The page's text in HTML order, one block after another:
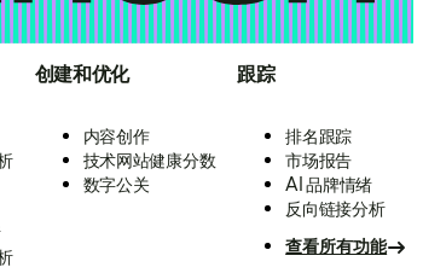
创建和优化
内容创作
技术网站健康分数
数字公关
跟踪
排名跟踪
市场报告
AI 品牌情绪
反向链接分析
查看所有功能